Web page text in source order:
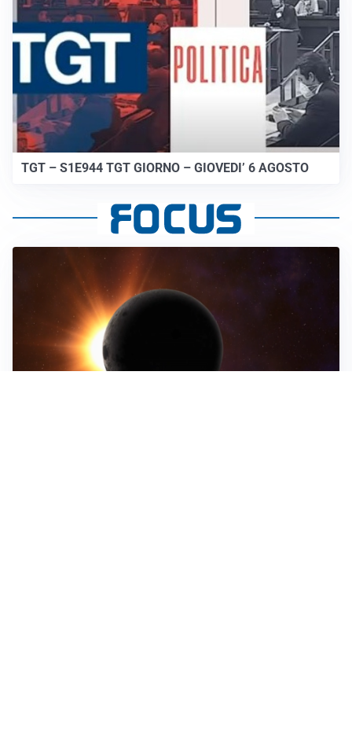
TGT – S1E944 TGT GIORNO – GIOVEDI’ 6 AGOSTO